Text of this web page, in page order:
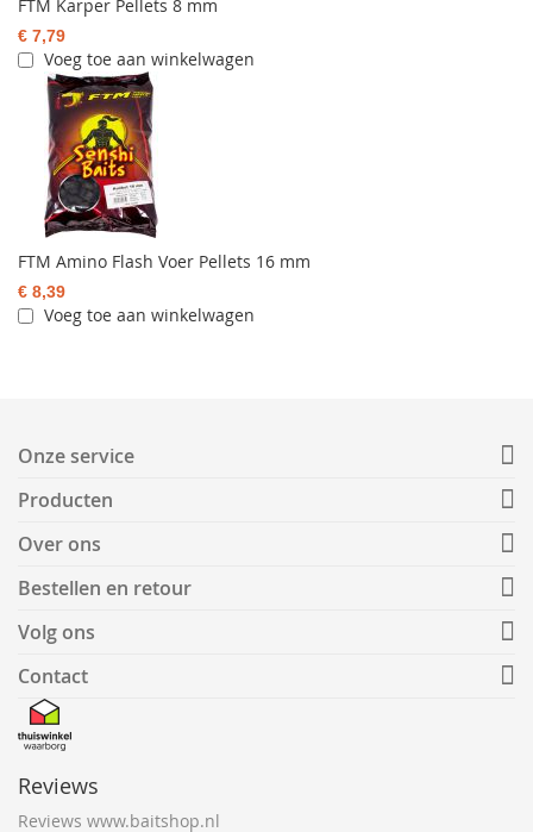
FTM Karper Pellets 8 mm
€ 7,79
Voeg toe aan winkelwagen
FTM Amino Flash Voer Pellets 16 mm
€ 8,39
Voeg toe aan winkelwagen
Onze service
Producten
Over ons
Bestellen en retour
Volg ons
Contact
Reviews
Reviews www.baitshop.nl